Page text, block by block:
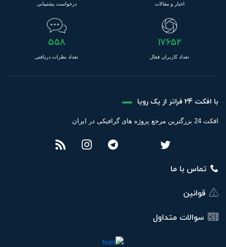
اخبار و مقالات درخواست پشتیبانی
17652
تعداد کاربران فعال
558
تعداد نظرات دریافتی
با افکت 24 فراتر از یک رویا
افکت 24 بزرگترین مرجع پروژه های گرافیکی در ایران
تماس با ما
قوانین
سوالات متداول